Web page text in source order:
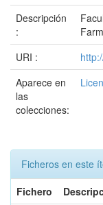
Descripción
:
URI :
Aparece en
las
colecciones:
Ficheros en este
Fichero